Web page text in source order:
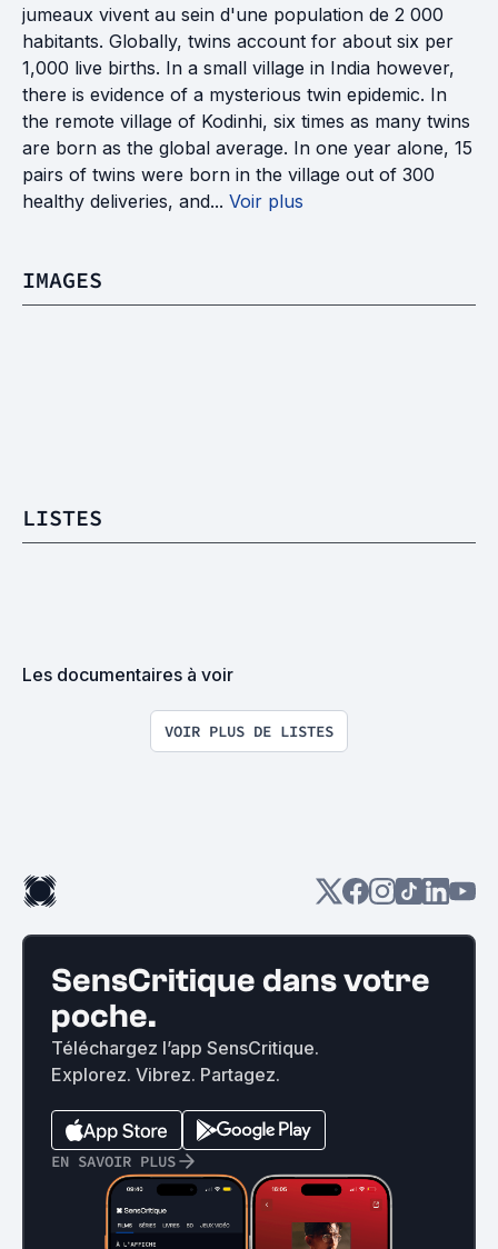
jumeaux vivent au sein d'une population de 2 000
habitants. Globally, twins account for about six per
1,000 live births. In a small village in India however,
there is evidence of a mysterious twin epidemic. In
the remote village of Kodinhi, six times as many twins
are born as the global average. In one year alone, 15
pairs of twins were born in the village out of 300
healthy deliveries, and... Voir plus
IMAGES
LISTES
Les documentaires à voir
VOIR PLUS DE LISTES
SensCritique dans votre
poche.
Téléchargez l’app SensCritique.
Explorez. Vibrez. Partagez.
EN SAVOIR PLUS